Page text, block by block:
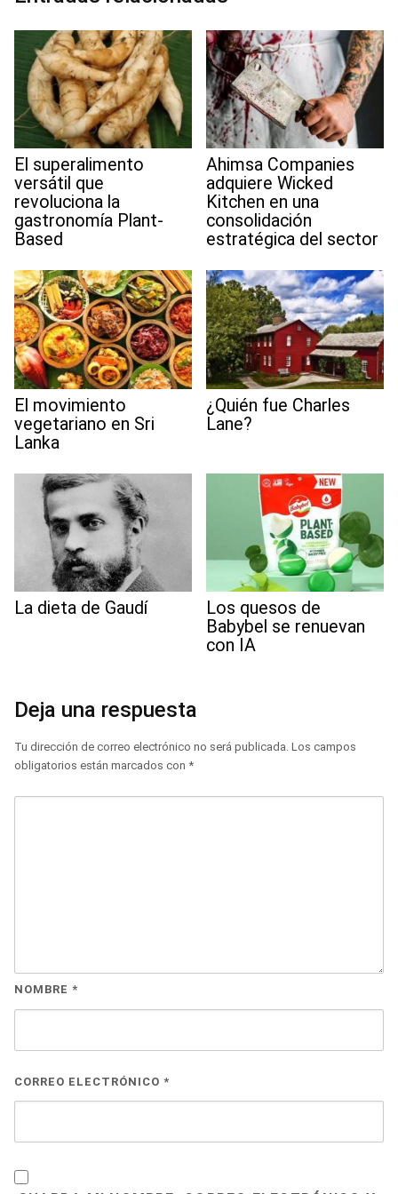
El superalimento
versátil que
revoluciona la
gastronomía Plant-
Based
Ahimsa Companies
adquiere Wicked
Kitchen en una
consolidación
estratégica del sector
El movimiento
vegetariano en Sri
Lanka
¿Quién fue Charles
Lane?
La dieta de Gaudí
Los quesos de
Babybel se renuevan
con IA
Deja una respuesta
Tu dirección de correo electrónico no será publicada. Los campos
obligatorios están marcados con *
NOMBRE *
CORREO ELECTRÓNICO *